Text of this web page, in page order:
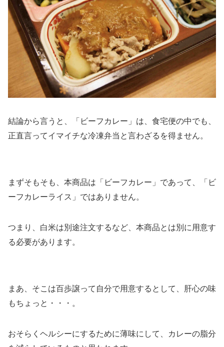
結論から言うと、「ビーフカレー」は、食宅便の中でも、
正直言ってイマイチな冷凍弁当と言わざるを得ません。
まずそもそも、本商品は「ビーフカレー」であって、「ビ
ーフカレーライス」ではありません。
つまり、白米は別途注文するなど、本商品とは別に用意す
る必要があります。
まあ、そこは百歩譲って自分で用意するとして、肝心の味
もちょっと・・・。
おそらくヘルシーにするために薄味にして、カレーの脂分